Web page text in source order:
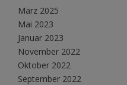
März 2025
Mai 2023
Januar 2023
November 2022
Oktober 2022
September 2022